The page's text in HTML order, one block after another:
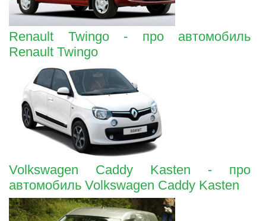
Renault Twingo - про автомобиль
Renault Twingo
Volkswagen Caddy Kasten - про
автомобиль Volkswagen Caddy Kasten